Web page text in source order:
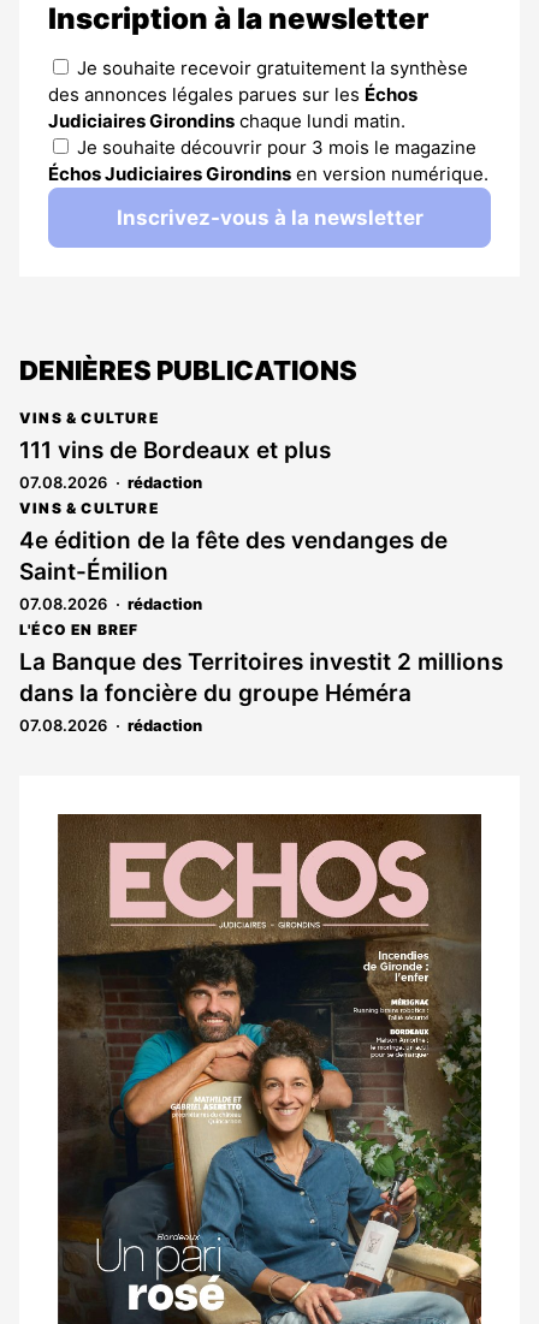
Inscription à la newsletter
Je souhaite recevoir gratuitement la synthèse
des annonces légales parues sur les Échos
Judiciaires Girondins chaque lundi matin.
Je souhaite découvrir pour 3 mois le magazine
Échos Judiciaires Girondins en version numérique.
Inscrivez-vous à la newsletter
DENIÈRES PUBLICATIONS
VINS & CULTURE
111 vins de Bordeaux et plus
07.08.2026 rédaction
VINS & CULTURE
4e édition de la fête des vendanges de
Saint-Émilion
07.08.2026 rédaction
L'ÉCO EN BREF
La Banque des Territoires investit 2 millions
dans la foncière du groupe Héméra
07.08.2026 rédaction
Notre
dernier
magazine